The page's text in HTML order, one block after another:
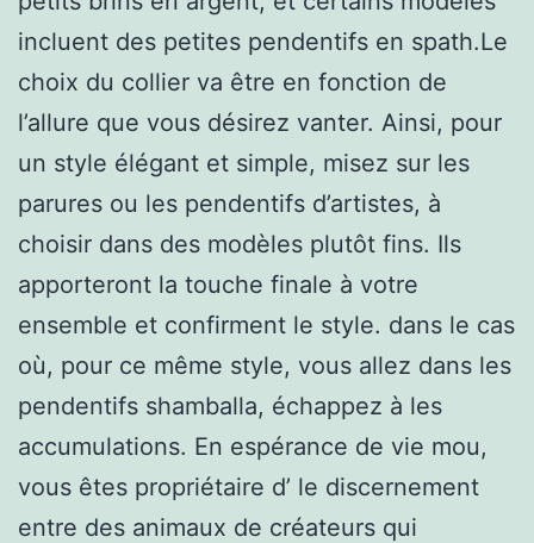
incluent des petites pendentifs en spath.Le
choix du collier va être en fonction de
l’allure que vous désirez vanter. Ainsi, pour
un style élégant et simple, misez sur les
parures ou les pendentifs d’artistes, à
choisir dans des modèles plutôt fins. Ils
apporteront la touche finale à votre
ensemble et confirment le style. dans le cas
où, pour ce même style, vous allez dans les
pendentifs shamballa, échappez à les
accumulations. En espérance de vie mou,
vous êtes propriétaire d’ le discernement
entre des animaux de créateurs qui